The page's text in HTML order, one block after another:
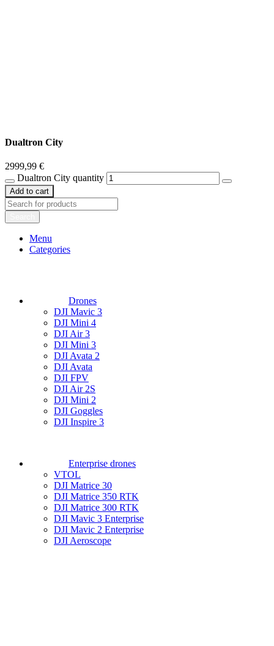
Dualtron City
2999,99 €
Dualtron City quantity
Add to cart
Menu
Categories
Drones
DJI Mavic 3
DJI Mini 4
DJI Air 3
DJI Mini 3
DJI Avata 2
DJI Avata
DJI FPV
DJI Air 2S
DJI Mini 2
DJI Goggles
DJI Inspire 3
Enterprise drones
VTOL
DJI Matrice 30
DJI Matrice 350 RTK
DJI Matrice 300 RTK
DJI Mavic 3 Enterprise
DJI Mavic 2 Enterprise
DJI Aeroscope